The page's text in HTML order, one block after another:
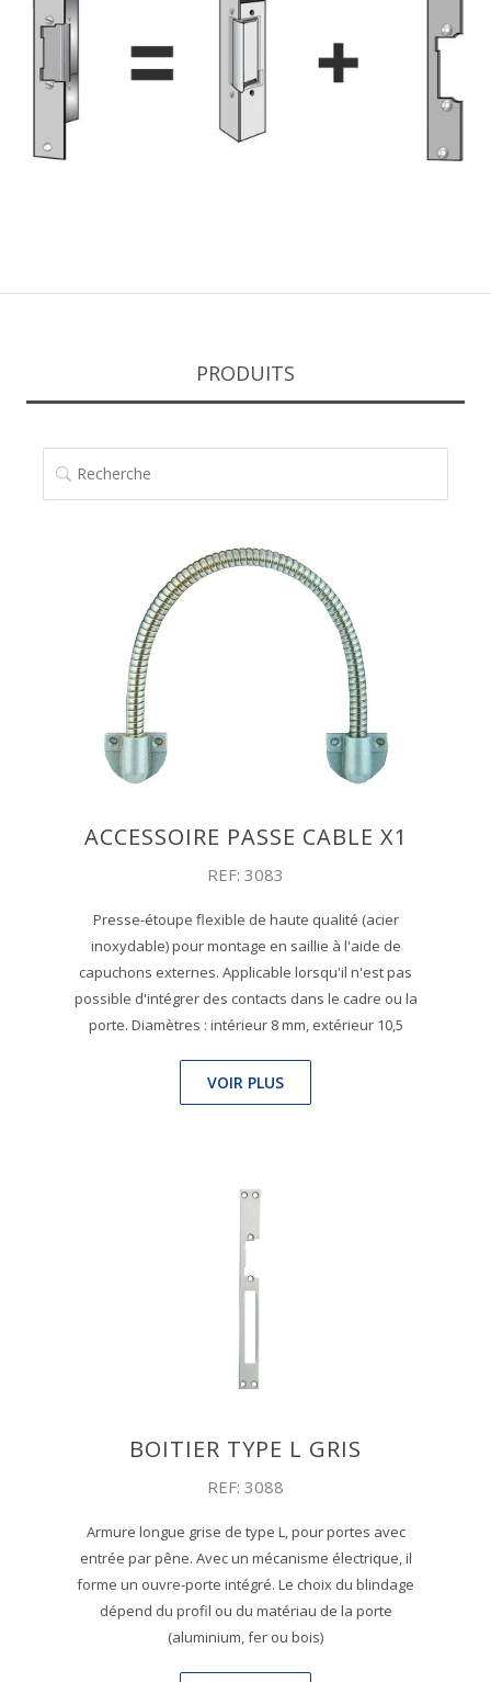
PRODUITS
RECHERCHE
ACCESSOIRE PASSE CABLE X1
REF: 3083
Presse-étoupe flexible de haute qualité (acier
inoxydable) pour montage en saillie à l'aide de
capuchons externes. Applicable lorsqu'il n'est pas
possible d'intégrer des contacts dans le cadre ou la
porte. Diamètres : intérieur 8 mm, extérieur 10,5
VOIR PLUS
BOITIER TYPE L GRIS
REF: 3088
Armure longue grise de type L, pour portes avec
entrée par pêne. Avec un mécanisme électrique, il
forme un ouvre-porte intégré. Le choix du blindage
dépend du profil ou du matériau de la porte
(aluminium, fer ou bois)